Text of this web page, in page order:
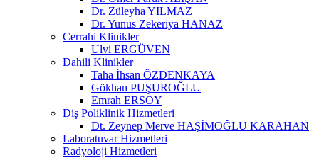
Dr. Züleyha YILMAZ
Dr. Yunus Zekeriya HANAZ
Cerrahi Klinikler
Ulvi ERGÜVEN
Dahili Klinikler
Taha İhsan ÖZDENKAYA
Gökhan PUŞUROĞLU
Emrah ERSOY
Diş Poliklinik Hizmetleri
Dt. Zeynep Merve HAŞİMOĞLU KARAHAN
Laboratuvar Hizmetleri
Radyoloji Hizmetleri